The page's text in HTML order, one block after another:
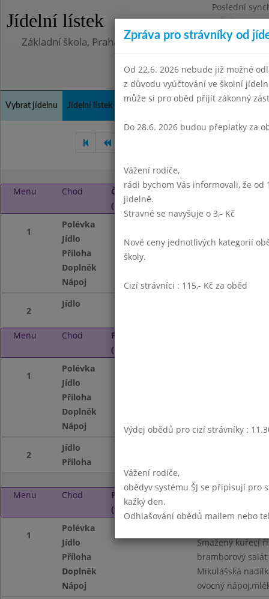
Jídelní lístek
Poslední
Středa
Základní škola, Praha 4, Na Líše 16
Vybrat jídelnu Jídelní lístek Kontakty a informace
Menu Chod
Čtvrtek 1. 12. 2016
(11:30 - 13:45)
1
Polévka
Jídlo
Španělský ptáček
Příloha
Doplněk
Nápoj
ovocný
2
Jídlo
Menu Chod
Pátek 2. 12. 2016
(11:30 - 13:45)
1
Polévka
Jídlo
Příloha
Doplněk
Nápoj
ovocný
2
Jídlo
Příloha
Menu Chod
Pondělí 5. 12. 2016
(11:30 - 13:45)
1
Polévka
Jídlo
Smažený kuřecí
Příloha
bramborový salát
Doplněk
Mikulášská
Nápoj
ovocný
Zpráva pro strávníky od
Od 22.6. 2026 nebude již možné
z důvodu vyúčtování ve školní
může si pro oběd přijít zákonný
Do 28.6. 2026 budou přeplatky za
Vážení rodiče,
rádi bychom Vás informovali, že od
jidelně.
Stravné se navyšuje o 3,- Kč
Nové ceny jednotlivých kategorií
školy.
Cizí strávníci : 115,- Kč za oběd
Výdej obědů pro cizí strávníky :
Vážení rodiče,
obědyv systému ŠJ se připisují pro
kažký den.
Odhlašování obědů mailem nebo